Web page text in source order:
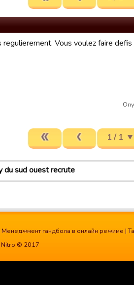
Vous voulez faire
1 / 1
du sud ouest recrute
Менеджмент гандбола в онлайн режиме |
Nitro © 2017